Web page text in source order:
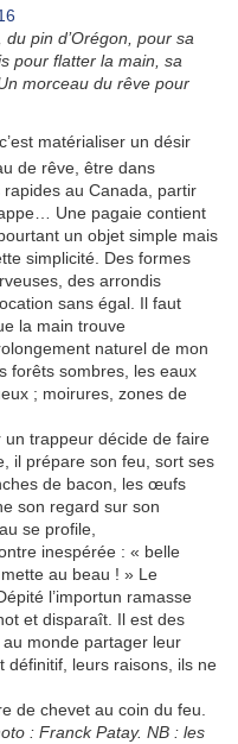
pin d’Orégon, pour sa
pour flatter la main, sa
morceau du rêve pour
matérialiser un désir
de rêve, être dans
rapides au Canada, partir
Une pagaie contient
un objet simple mais
simplicité. Des formes
des arrondis
sans égal. Il faut
la main trouve
naturel de mon
forêts sombres, les eaux
; moirures, zones de
trappeur décide de faire
il prépare son feu, sort ses
de bacon, les œufs
son regard sur son
se profile,
inespérée : « belle
au beau ! » Le
l’importun ramasse
et disparaît. Il est des
monde partager leur
définitif, leurs raisons, ils ne
de chevet au coin du feu.
: Franck Patay. NB : les